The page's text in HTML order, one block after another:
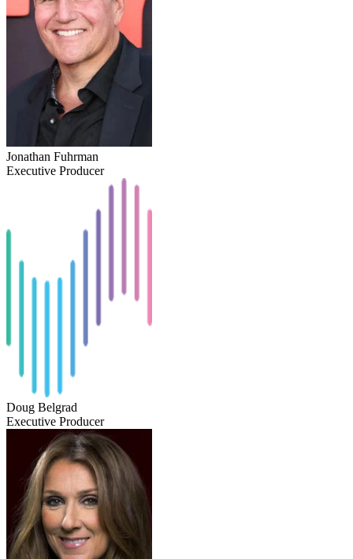
Jonathan Fuhrman
Executive Producer
Doug Belgrad
Executive Producer